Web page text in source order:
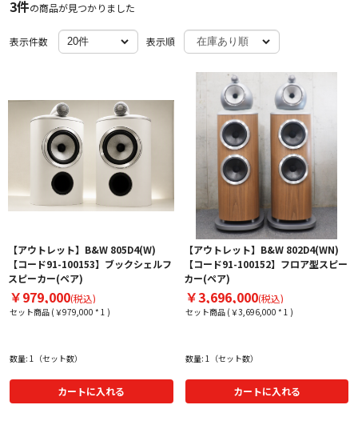
3件の商品が見つかりました
表示件数 表示順
【アウトレット】B&W 805D4(W)
【コード91-100153】ブックシェルフ
スピーカー(ペア)
￥979,000(税込)
セット商品 (￥979,000 * 1 )
数量: 1（セット数）
カートに入れる
【アウトレット】B&W 802D4(WN)
【コード91-100152】フロア型スピー
カー(ペア)
￥3,696,000(税込)
セット商品 (￥3,696,000 * 1 )
数量: 1（セット数）
カートに入れる